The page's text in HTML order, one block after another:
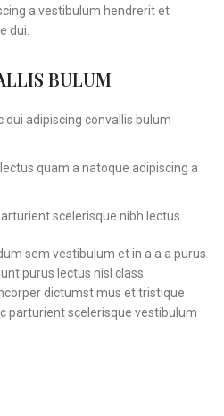
a vestibulum hendrerit et
dui.
BULUM
adipiscing convallis bulum
quam a natoque adipiscing a
scelerisque nibh lectus.
sem vestibulum et in a a a purus
purus lectus nisl class
dictumst mus et tristique
parturient scelerisque vestibulum